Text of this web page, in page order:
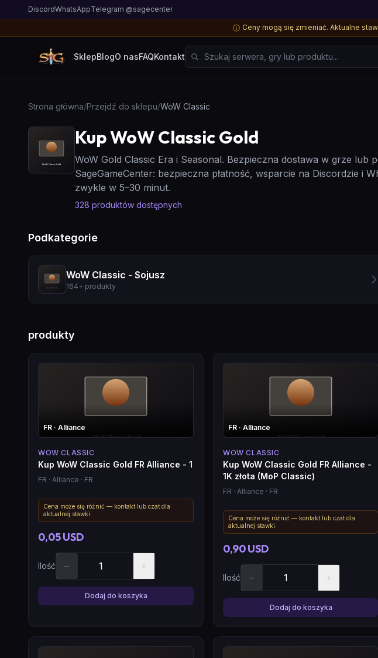
DiscordWhatsAppTelegram @sagecenter
ⓘ Ceny mogą się zmieniać. Aktualne
SklepBlogO nasFAQKontaktSzukaj serwera, gry lub produktu...
Strona główna/Przejdź do sklepu/WoW Classic
Kup WoW Classic Gold
WoW Gold Classic Era i Seasonal. Bezpieczna dostawa w grze lub
SageGameCenter: bezpieczna płatność, wsparcie na Discordzie i
zwykle w 5–30 minut.
328 produktów dostępnych
Podkategorie
WoW Classic - Sojusz
164+ produkty
produkty
FR · Alliance
WOW CLASSIC
Kup WoW Classic Gold FR Alliance - 1
FR · Alliance · FR
Cena może się różnić — kontakt lub czat dla
aktualnej stawki.
0,05 USD
Ilość − +
Dodaj do koszyka
FR · Alliance
WOW CLASSIC
Kup WoW Classic Gold FR Alliance -
1K złota (MoP Classic)
FR · Alliance · FR
Cena może się różnić — kontakt lub czat dla
aktualnej stawki.
0,90 USD
Ilość − +
Dodaj do koszyka